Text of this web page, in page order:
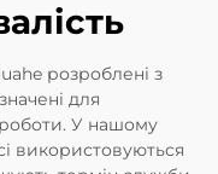
розроблені з
для
роботи. У нашому
використовуються